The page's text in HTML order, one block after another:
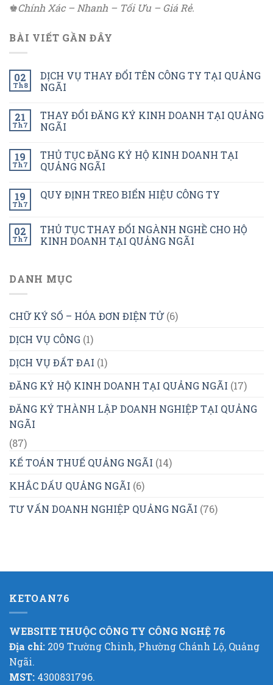
♚Chính Xác – Nhanh – Tối Ưu – Giá Rẻ.
BÀI VIẾT GẦN ĐÂY
02
Th8
DỊCH VỤ THAY ĐỔI TÊN CÔNG TY TẠI QUẢNG
NGÃI
21
Th7
THAY ĐỔI ĐĂNG KÝ KINH DOANH TẠI QUẢNG
NGÃI
19
Th7
THỦ TỤC ĐĂNG KÝ HỘ KINH DOANH TẠI
QUẢNG NGÃI
19
Th7
QUY ĐỊNH TREO BIỂN HIỆU CÔNG TY
02
Th7
THỦ TỤC THAY ĐỔI NGÀNH NGHỀ CHO HỘ
KINH DOANH TẠI QUẢNG NGÃI
DANH MỤC
CHỮ KÝ SỐ – HÓA ĐƠN ĐIỆN TỬ(6)
DỊCH VỤ CÔNG (1)
DỊCH VỤ ĐẤT ĐAI (1)
ĐĂNG KÝ HỘ KINH DOANH TẠI QUẢNG NGÃI (17)
ĐĂNG KÝ THÀNH LẬP DOANH NGHIỆP TẠI QUẢNG
NGÃI
(87)
KẾ TOÁN THUẾ QUẢNG NGÃI (14)
KHẮC DẤU QUẢNG NGÃI (6)
TƯ VẤN DOANH NGHIỆP QUẢNG NGÃI (76)
KETOAN76
WEBSITE THUỘC CÔNG TY CÔNG NGHỆ 76
Địa chỉ: 209 Trường Chinh, Phường Chánh Lộ, Quảng
Ngãi.
MST: 4300831796.